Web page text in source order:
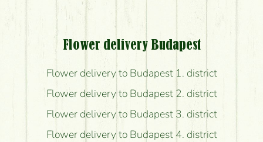
Flower delivery Budapest
Flower delivery to Budapest 1. district
Flower delivery to Budapest 2. district
Flower delivery to Budapest 3. district
Flower delivery to Budapest 4. district